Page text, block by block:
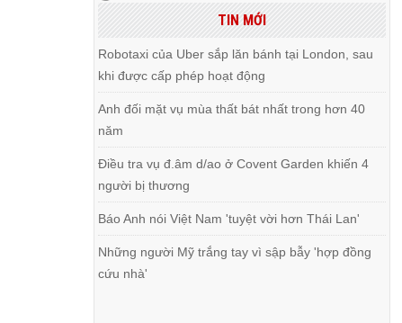
TIN MỚI
Robotaxi của Uber sắp lăn bánh tại London, sau
khi được cấp phép hoạt động
Anh đối mặt vụ mùa thất bát nhất trong hơn 40
năm
Điều tra vụ đ.âm d/ao ở Covent Garden khiến 4
người bị thương
Báo Anh nói Việt Nam 'tuyệt vời hơn Thái Lan'
Những người Mỹ trắng tay vì sập bẫy 'hợp đồng
cứu nhà'